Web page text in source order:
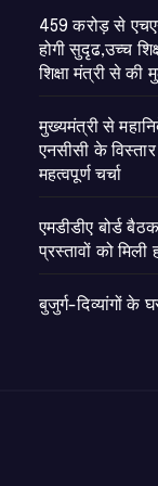
459 करोड़ से
होगी सुदृढ,उच्च
शिक्षा मंत्री से की
मुख्यमंत्री से
एनसीसी के
महत्वपूर्ण चर्चा
एमडीडीए बोर्ड
प्रस्तावों को मिली
बुजुर्ग-दिव्यांगों के